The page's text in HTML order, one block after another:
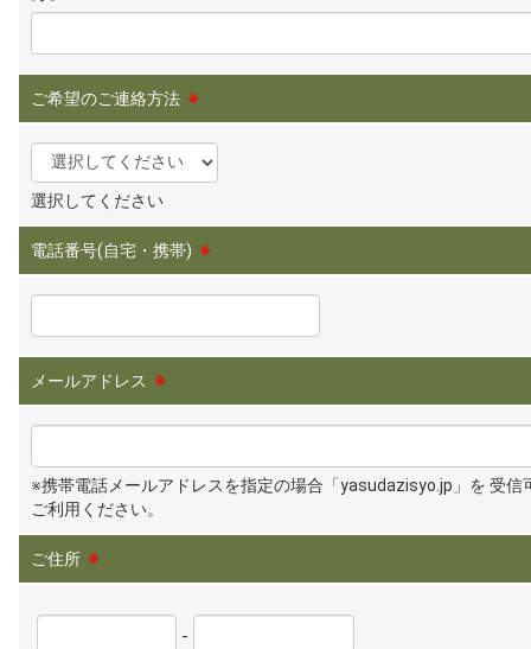
ご希望のご連絡方法 ※
選択してください
電話番号(自宅・携帯) ※
メールアドレス ※
※携帯電話メールアドレスを指定の場合「yasudazisyo.jp」を 受信
ご利用ください。
ご住所 ※
-